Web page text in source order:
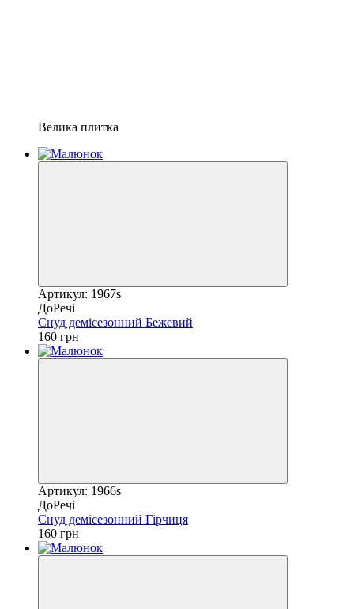
Велика плитка
Артикул: 1967s
ДоРечі
Снуд демісезонний Бежевий
160 грн
Артикул: 1966s
ДоРечі
Снуд демісезонний Гірчиця
160 грн